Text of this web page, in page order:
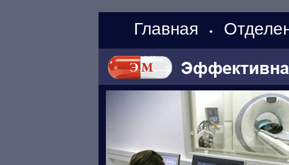
Главная •